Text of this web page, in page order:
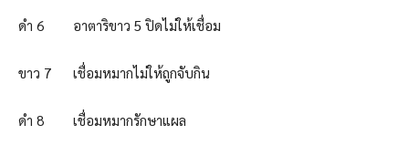
ดำ 6 อาตาริขาว 5 ปิดไม่ให้เชื่อม
ขาว 7 เชื่อมหมากไม่ให้ถูกจับกิน
ดำ 8 เชื่อมหมากรักษาแผล